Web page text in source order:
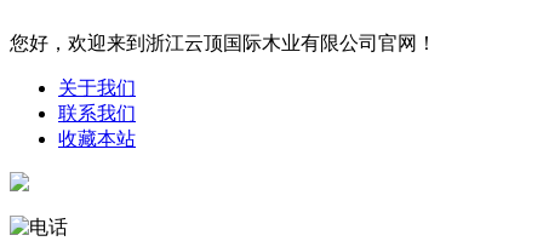
您好，欢迎来到浙江云顶国际木业有限公司官网！
关于我们
联系我们
收藏本站